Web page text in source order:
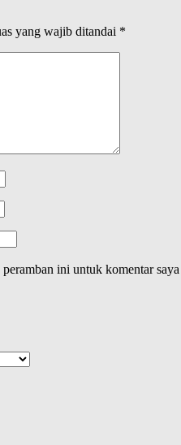
yang wajib ditandai *
ini untuk komentar